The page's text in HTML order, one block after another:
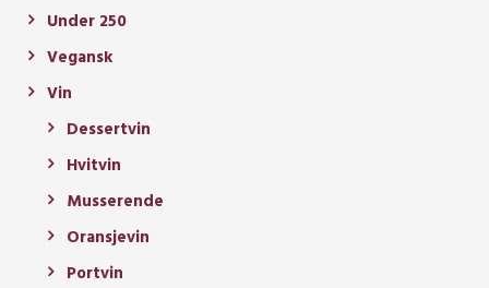
Under 250
Vegansk
Vin
Dessertvin
Hvitvin
Musserende
Oransjevin
Portvin